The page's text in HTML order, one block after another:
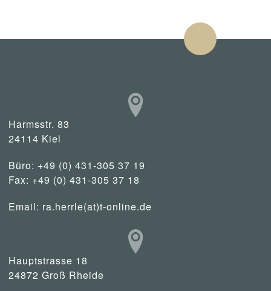
Harmsstr. 83
24114 Kiel
Büro: +49 (0) 431-305 37 19
Fax: +49 (0) 431-305 37 18
Email: ra.herrle(at)t-online.de
Hauptstrasse 18
24872 Groß Rheide